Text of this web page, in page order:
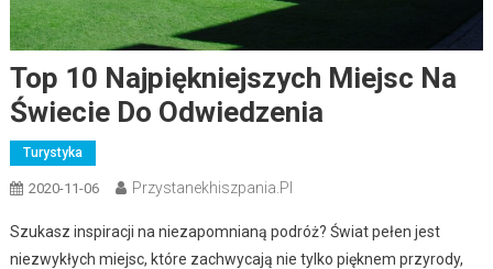
Top 10 Najpiękniejszych Miejsc Na
Świecie Do Odwiedzenia
Turystyka
2020-11-06 Przystanekhiszpania.pl
Szukasz inspiracji na niezapomnianą podróż? Świat pełen jest
niezwykłych miejsc, które zachwycają nie tylko pięknem przyrody,